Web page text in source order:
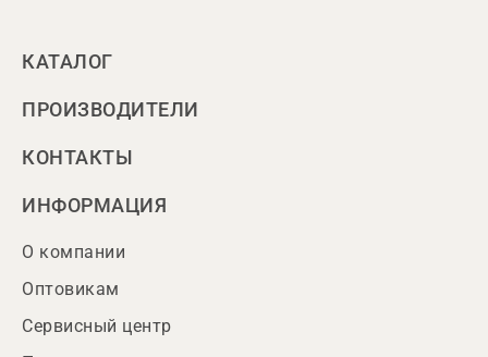
КАТАЛОГ
ПРОИЗВОДИТЕЛИ
КОНТАКТЫ
ИНФОРМАЦИЯ
О компании
Оптовикам
Сервисный центр